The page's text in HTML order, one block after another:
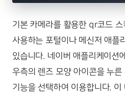
기본 카메라를 활용한 qr코드
사용하는 포털이나 메신저 애플
있습니다. 네이버 애플리케이션
우측의 렌즈 모양 아이콘을 누
기능을 선택하여 이용합니다. 이